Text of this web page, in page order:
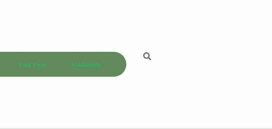
Yasal Uyarı Hakkımızda